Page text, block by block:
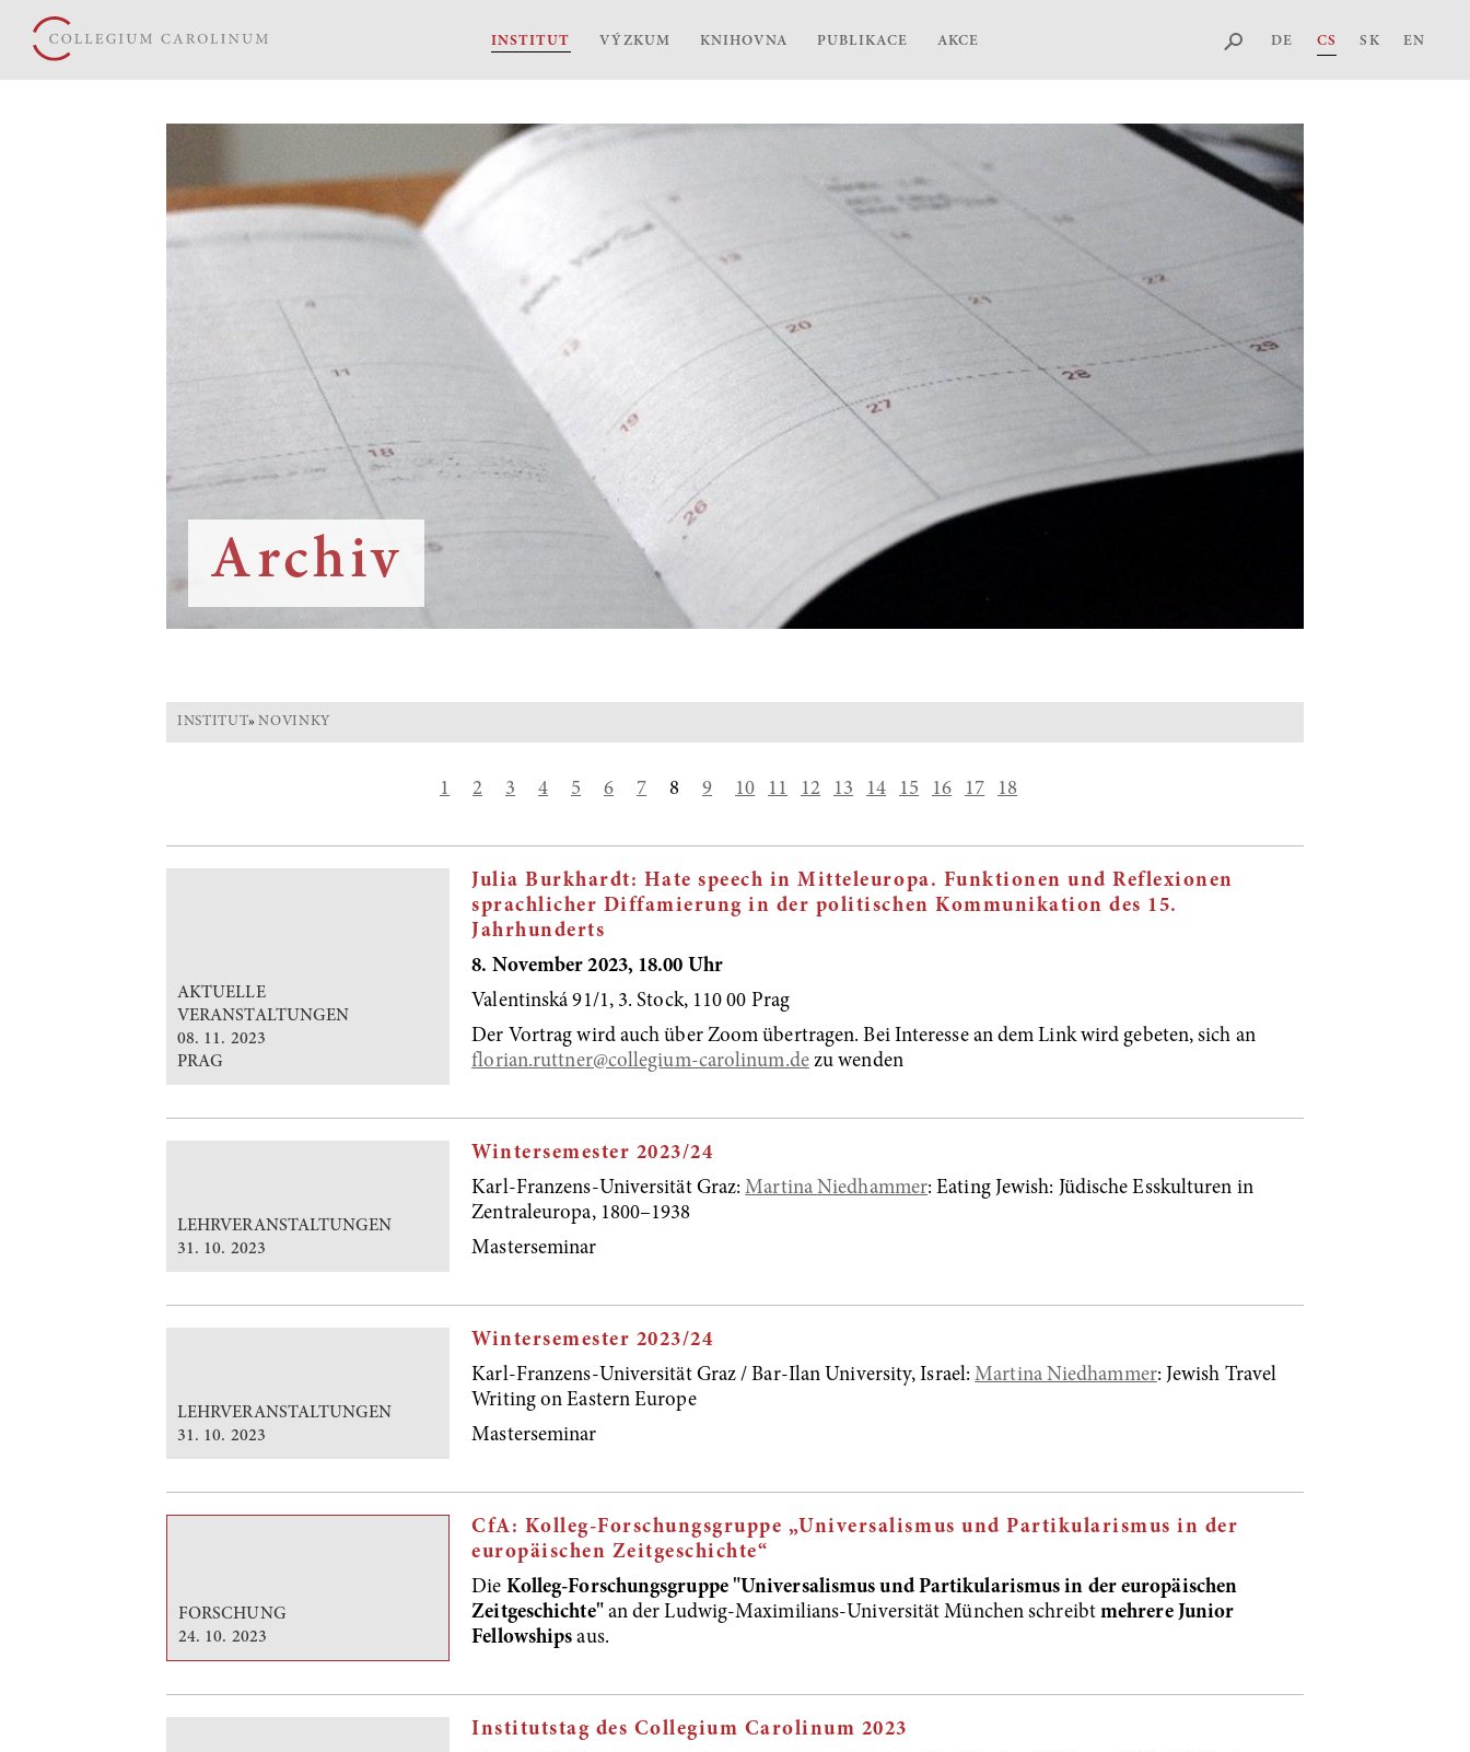
INSTITUT VÝZKUM KNIHOVNA PUBLIKACE AKCE DE CS SK EN
Archiv
INSTITUT»NOVINKY
1 2 3 4 5 6 7 8 9 10 11 12 13 14 15 16 17 18
AKTUELLE
VERANSTALTUNGEN
08. 11. 2023
PRAG
Julia Burkhardt: Hate speech in Mitteleuropa. Funktionen und Reflexionen
sprachlicher Diffamierung in der politischen Kommunikation des 15.
Jahrhunderts
8. November 2023, 18.00 Uhr
Valentinská 91/1, 3. Stock, 110 00 Prag
Der Vortrag wird auch über Zoom übertragen. Bei Interesse an dem Link wird gebeten, sich an
florian.ruttner@collegium-carolinum.dezu wenden
LEHRVERANSTALTUNGEN
31. 10. 2023
Wintersemester 2023/24
Karl-Franzens-Universität Graz:Martina Niedhammer: Eating Jewish: Jüdische Esskulturen in
Zentraleuropa, 1800–1938
Masterseminar
LEHRVERANSTALTUNGEN
31. 10. 2023
Wintersemester 2023/24
Karl-Franzens-Universität Graz / Bar-Ilan University, Israel:Martina Niedhammer: Jewish Travel
Writing on Eastern Europe
Masterseminar
FORSCHUNG
24. 10. 2023
CfA: Kolleg-Forschungsgruppe „Universalismus und Partikularismus in der
europäischen Zeitgeschichte“
Die Kolleg-Forschungsgruppe "Universalismus und Partikularismus in der europäischen
Zeitgeschichte" an der Ludwig-Maximilians-Universität München schreibt mehrere Junior
Fellowships aus.
Institutstag des Collegium Carolinum 2023